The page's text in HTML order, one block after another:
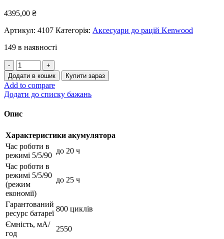
4395,00 ₴
Артикул: 4107 Категорія: Аксесуари до рацій Kenwood
149 в наявності
Акумуляторна
батарея
KNB-
69L
Li-
7.4
2550
mAh
Kenwood
кількість
Додати в кошик Купити зараз
Add to compare
Додати до списку бажань
Опис
Характеристики акумулятора
Час роботи в
режимі 5/5/90
до 20 ч
Час роботи в
режимі 5/5/90
(режим
економії)
до 25 ч
Гарантований
ресурс батареї
800 циклів
Ємність, мА/
год
2550